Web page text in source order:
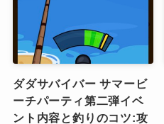
ダダサバイバー サマービ
ーチパーティ第二弾イベ
ント内容と釣りのコツ:攻